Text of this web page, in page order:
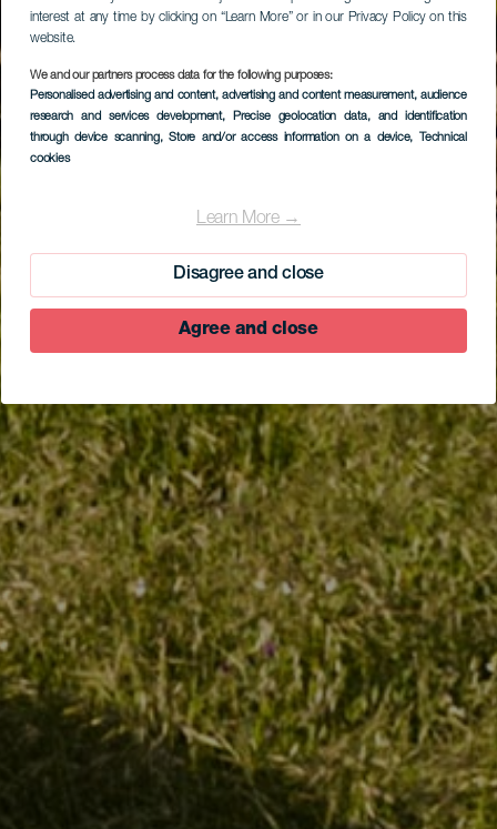
interest at any time by clicking on “Learn More” or in our Privacy Policy on this
website.
We and our partners process data for the following purposes:
Personalised advertising and content, advertising and content measurement, audience
research and services development, Precise geolocation data, and identification
through device scanning, Store and/or access information on a device, Technical
cookies
Learn More →
Disagree and close
Agree and close